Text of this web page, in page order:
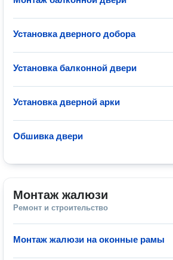
Установка дверного добора
Установка балконной двери
Установка дверной арки
Обшивка двери
Монтаж жалюзи
Ремонт и строительство
Монтаж жалюзи на оконные рамы